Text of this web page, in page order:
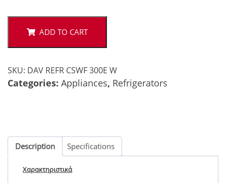
W
quantity
ADD TO CART
SKU: DAV REFR CSWF 300E W
Categories: Appliances, Refrigerators
Description Specifications
Χαρακτηριστικά